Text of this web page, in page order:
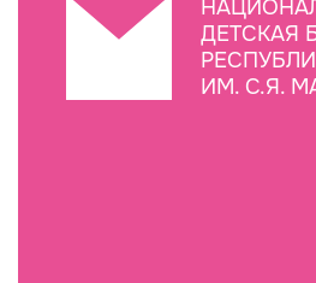
ДЕТСКАЯ
ИМ. С.Я.